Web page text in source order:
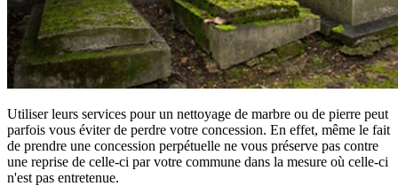
Utiliser leurs services pour un nettoyage de marbre ou de pierre peut
parfois vous éviter de perdre votre concession. En effet, même le fait
de prendre une concession perpétuelle ne vous préserve pas contre
une reprise de celle-ci par votre commune dans la mesure où celle-ci
n'est pas entretenue.